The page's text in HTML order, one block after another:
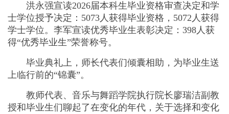
洪永强宣读2026届本科生毕业资格审查决定和学
士学位授予决定：5073人获得毕业资格，5072人获得
学士学位。李军宣读优秀毕业生表彰决定：398人获
得“优秀毕业生”荣誉称号。
毕业典礼上，师长代表们倾囊相助，为毕业生送
上临行前的“锦囊”。
教师代表、音乐与舞蹈学院执行院长廖瑞洁副教
授和毕业生们聊起了在变化的年代，关于选择和变化